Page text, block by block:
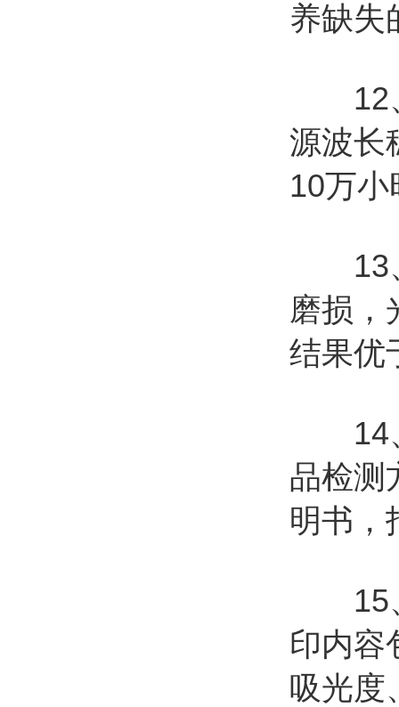
养缺失
12、
源波长
10万
13、
磨损，
结果优
14、
品检测
明书，
15、
印内容
吸光度